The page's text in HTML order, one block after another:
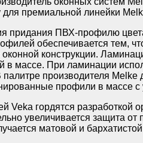
для премиальной линейки
придания ПВХ-профилю
обеспечивается тем,
конструкции.
массе. При ламинации
производителя
профили в массе с
Veka гордятся разработкой
увеличивается защита
матовой и